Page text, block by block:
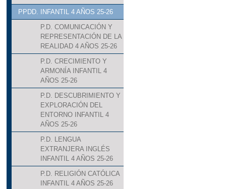
PPDD. INFANTIL 4 AÑOS 25-26
P.D. COMUNICACIÓN Y
REPRESENTACIÓN DE LA
REALIDAD 4 AÑOS 25-26
P.D. CRECIMIENTO Y
ARMONÍA INFANTIL 4
AÑOS 25-26
P.D. DESCUBRIMIENTO Y
EXPLORACIÓN DEL
ENTORNO INFANTIL 4
AÑOS 25-26
P.D. LENGUA
EXTRANJERA INGLÉS
INFANTIL 4 AÑOS 25-26
P.D. RELIGIÓN CATÓLICA
INFANTIL 4 AÑOS 25-26